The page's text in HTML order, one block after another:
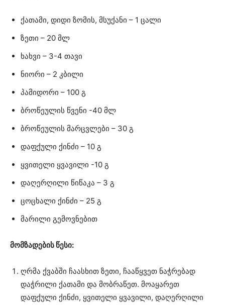
ქათამი, დიდი ზომის, მსუქანი – 1 ცალი
ზეთი – 20 მლ
ხახვი – 3-4 თავი
ნიორი – 2 კბილი
პამიდორი – 100 გ
ბროწეულის წვენი -40 მლ
ბროწეულის მარცვლები – 30 გ
დაფქული ქინძი – 10 გ
ყვითელი ყვავილი -10 გ
დაღერღილი წიწაკა – 3 გ
ცოცხალი ქინძი – 25 გ
მარილი გემოვნებით
მომზადების წესი:
ღრმა ქვაბში ჩაასხით ზეთი, ჩააწყვეთ ნაჭრებად
დაჭრილი ქათამი და მობრაწეთ. მოაყარეთ
დაფქული ქინძი, ყვითელი ყვავილი, დაღერღილი